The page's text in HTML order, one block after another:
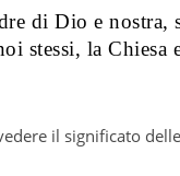
di Dio e nostra,
stessi, la Chiesa
il significato